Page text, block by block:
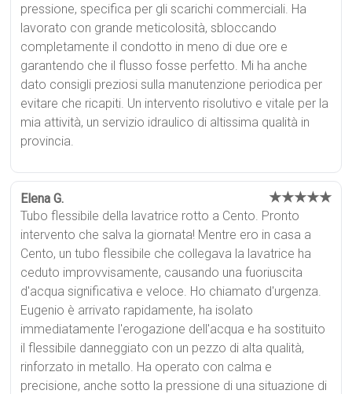
pressione, specifica per gli scarichi commerciali. Ha
lavorato con grande meticolosità, sbloccando
completamente il condotto in meno di due ore e
garantendo che il flusso fosse perfetto. Mi ha anche
dato consigli preziosi sulla manutenzione periodica per
evitare che ricapiti. Un intervento risolutivo e vitale per la
mia attività, un servizio idraulico di altissima qualità in
provincia.
Elena G. ★★★★★
Tubo flessibile della lavatrice rotto a Cento. Pronto
intervento che salva la giornata! Mentre ero in casa a
Cento, un tubo flessibile che collegava la lavatrice ha
ceduto improvvisamente, causando una fuoriuscita
d'acqua significativa e veloce. Ho chiamato d'urgenza.
Eugenio è arrivato rapidamente, ha isolato
immediatamente l'erogazione dell'acqua e ha sostituito
il flessibile danneggiato con un pezzo di alta qualità,
rinforzato in metallo. Ha operato con calma e
precisione, anche sotto la pressione di una situazione di